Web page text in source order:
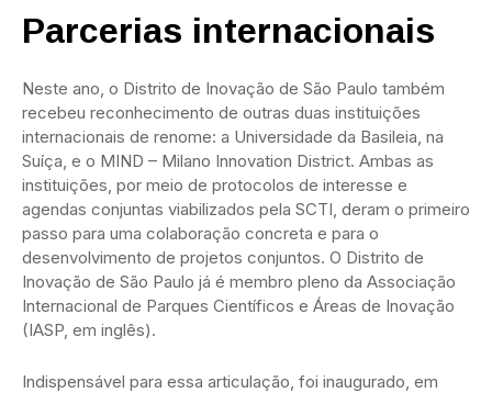
Parcerias internacionais
Neste ano, o Distrito de Inovação de São Paulo também
recebeu reconhecimento de outras duas instituições
internacionais de renome: a Universidade da Basileia, na
Suíça, e o MIND – Milano Innovation District. Ambas as
instituições, por meio de protocolos de interesse e
agendas conjuntas viabilizados pela SCTI, deram o primeiro
passo para uma colaboração concreta e para o
desenvolvimento de projetos conjuntos. O Distrito de
Inovação de São Paulo já é membro pleno da Associação
Internacional de Parques Científicos e Áreas de Inovação
(IASP, em inglês).
Indispensável para essa articulação, foi inaugurado, em